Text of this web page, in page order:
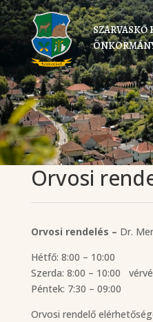
SZARVASKŐ
Orvosi
Orvosi rendelés – Dr.
Hétfő: 8:00 – 10:00
Szerda: 8:00 – 10:00
Péntek: 7:30 – 09:00
Orvosi rendelő